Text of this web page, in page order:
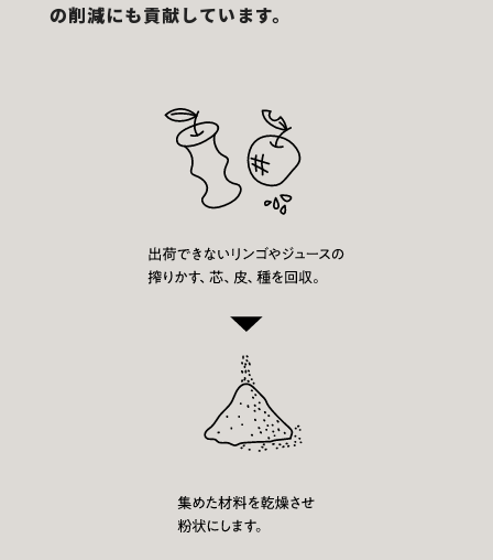
の削減にも貢献しています。